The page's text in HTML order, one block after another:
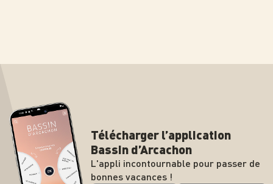
Télécharger l’application
Bassin d’Arcachon
L'appli incontournable pour passer de
bonnes vacances !